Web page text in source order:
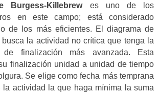
Burgess-Killebrewes uno de los
en este campo; está considerado
de los más eficientes. El diagrama de
la actividad no crítica que tenga la
de finalización más avanzada. Esta
finalización unidad a unidad de tiempo
Se elige como fecha más temprana
actividad la que haga mínima la suma